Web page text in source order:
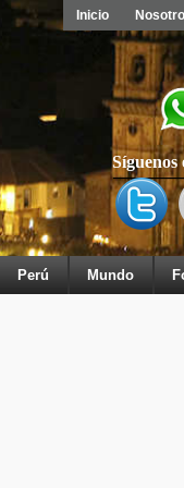
Inicio
Síguenos
Perú Mundo